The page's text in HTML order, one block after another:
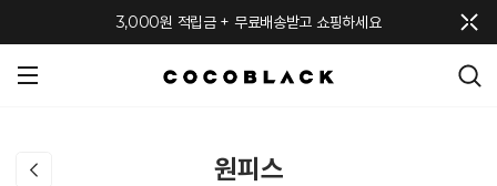
3,000원 적립금 + 무료배송받고 쇼핑하세요
원피스